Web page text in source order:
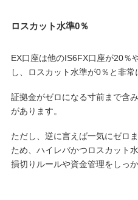
ロスカット水準0％
EX口座は他のIS6FX口座が20％
し、ロスカット水準が0％と非常
証拠金がゼロになる寸前まで含
があります。
ただし、逆に言えば一気にゼロ
ため、ハイレバかつロスカット
損切りルールや資金管理をしっ